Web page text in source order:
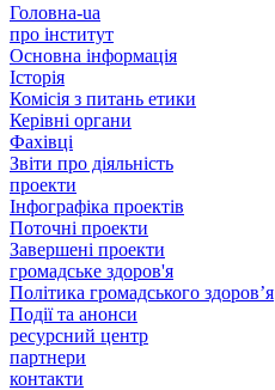
Головна-ua
про інститут
Основна інформація
Історія
Комісія з питань етики
Керівні органи
Фахівці
Звіти про діяльність
проекти
Інфографіка проектів
Поточні проекти
Завершені проекти
громадське здоров'я
Політика громадського здоров’я
Події та анонси
ресурсний центр
партнери
контакти